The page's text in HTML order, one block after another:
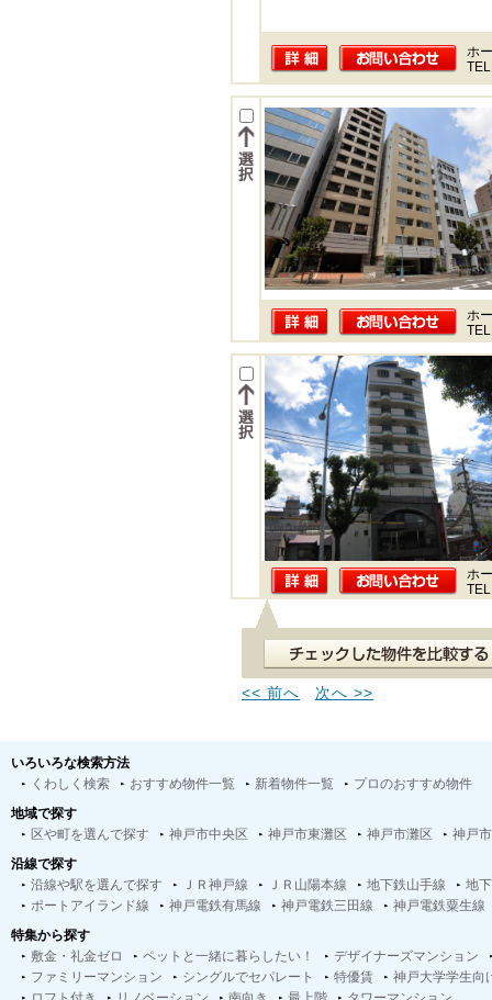
ホ
ホ
ホ
<< 前へ 次へ >>
いろいろな検索方法
くわしく検索
おすすめ物件一覧 新着物件一覧
プロのおすすめ物件
地域で探す
区や町を選んで探す
神戸市中央区 神戸市東灘区 神戸市灘区
神戸
沿線で探す
沿線や駅を選んで探す
ＪＲ神戸線 ＪＲ山陽本線 地下鉄山手線
地
ポートアイランド線
神戸電鉄有馬線 神戸電鉄三田線
神戸電鉄粟生線
特集から探す
敷金・礼金ゼロ
ペットと一緒に暮らしたい！
デザイナーズマンション
ファミリーマンション
シングルでセパレート 特優賃
神戸大学学生向